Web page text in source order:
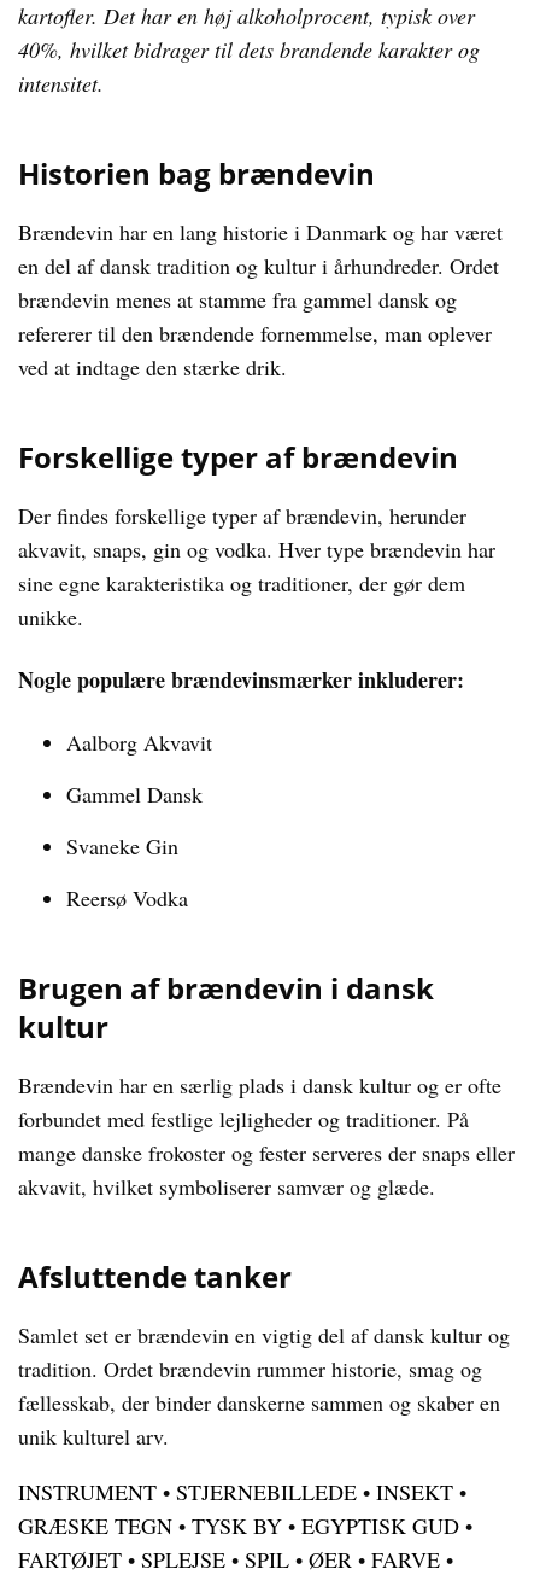
kartofler. Det har en høj alkoholprocent, typisk over
40%, hvilket bidrager til dets brandende karakter og
intensitet.
Historien bag brændevin
Brændevin har en lang historie i Danmark og har været
en del af dansk tradition og kultur i århundreder. Ordet
brændevin menes at stamme fra gammel dansk og
refererer til den brændende fornemmelse, man oplever
ved at indtage den stærke drik.
Forskellige typer af brændevin
Der findes forskellige typer af brændevin, herunder
akvavit, snaps, gin og vodka. Hver type brændevin har
sine egne karakteristika og traditioner, der gør dem
unikke.
Nogle populære brændevinsmærker inkluderer:
Aalborg Akvavit
Gammel Dansk
Svaneke Gin
Reersø Vodka
Brugen af brændevin i dansk
kultur
Brændevin har en særlig plads i dansk kultur og er ofte
forbundet med festlige lejligheder og traditioner. På
mange danske frokoster og fester serveres der snaps eller
akvavit, hvilket symboliserer samvær og glæde.
Afsluttende tanker
Samlet set er brændevin en vigtig del af dansk kultur og
tradition. Ordet brændevin rummer historie, smag og
fællesskab, der binder danskerne sammen og skaber en
unik kulturel arv.
INSTRUMENT • STJERNEBILLEDE • INSEKT •
GRÆSKE TEGN • TYSK BY • EGYPTISK GUD •
FARTØJET • SPLEJSE • SPIL • ØER • FARVE •